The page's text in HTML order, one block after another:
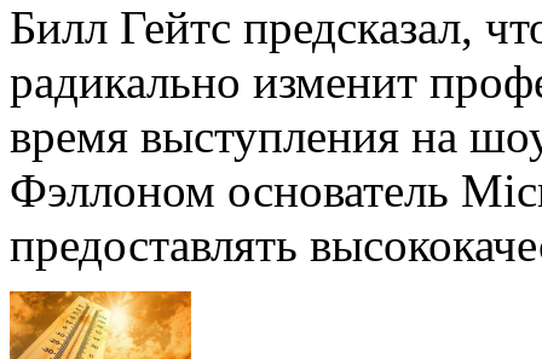
Билл Гейтс предсказал,
радикально изменит
время выступления на
Фэллоном основатель
предоставлять